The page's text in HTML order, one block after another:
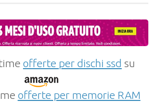
offerte per dischi ssd su
offerte per memorie RAM